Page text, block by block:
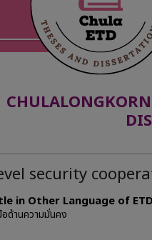
security
in Other Language of
ด้านความมั่นคง